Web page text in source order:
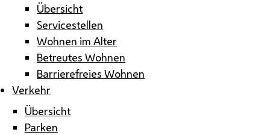
Übersicht
Servicestellen
Wohnen im Alter
Betreutes Wohnen
Barrierefreies Wohnen
Verkehr
Übersicht
Parken